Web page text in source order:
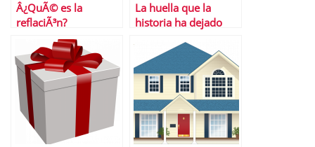
Â¿QuÃ© es la
reflaciÃ³n?
La huella que la
historia ha dejado
valores